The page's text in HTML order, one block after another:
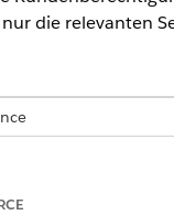
die relevanten
von